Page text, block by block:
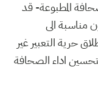
المطبوعة- قد
مناسبة الى
حرية التعبير غير
اداء الصحافة